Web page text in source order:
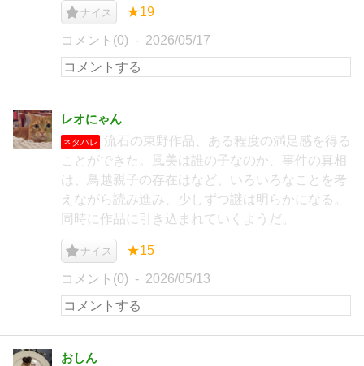
ナイス ★19
コメント(0) 2026/05/17
レオにゃん
ネタバレ
流石の東野作品、ある程度の満足感を得る
ことができた。風美は誰の子なのか、事件の真相
は、鳥越親子の存在はなど、いろいろなことを考
えながら読み進み、少しずつ謎は明らかになる。
同時に作品に引き込まれていくようだ。
ナイス ★15
コメント(0) 2026/05/13
おしん